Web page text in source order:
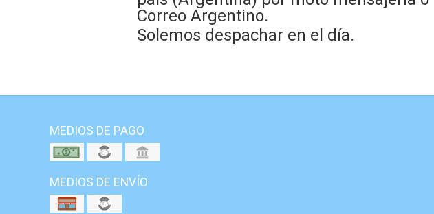
Correo Argentino.
Solemos despachar en el día.
MEDIOS DE PAGO
MEDIOS DE ENVÍO